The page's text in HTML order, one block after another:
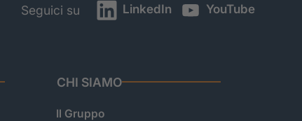
Seguici su LinkedIn YouTube
CHI SIAMO
Il Gruppo